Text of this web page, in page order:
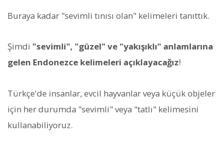
Buraya kadar "sevimli tınısı olan" kelimeleri tanıttık.
Şimdi "sevimli", "güzel" ve "yakışıklı" anlamlarına
gelen Endonezce kelimeleri açıklayacağız!
Türkçe'de insanlar, evcil hayvanlar veya küçük objeler
için her durumda "sevimli" veya "tatlı" kelimesini
kullanabiliyoruz.